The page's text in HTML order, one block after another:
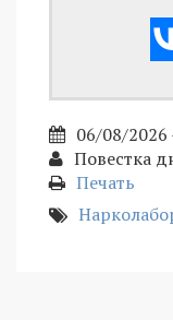
06/08/2026
Повестка
Печать